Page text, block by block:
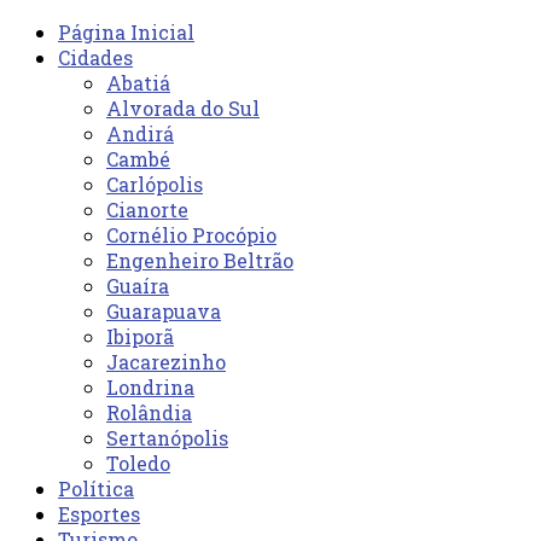
Página Inicial
Cidades
Abatiá
Alvorada do Sul
Andirá
Cambé
Carlópolis
Cianorte
Cornélio Procópio
Engenheiro Beltrão
Guaíra
Guarapuava
Ibiporã
Jacarezinho
Londrina
Rolândia
Sertanópolis
Toledo
Política
Esportes